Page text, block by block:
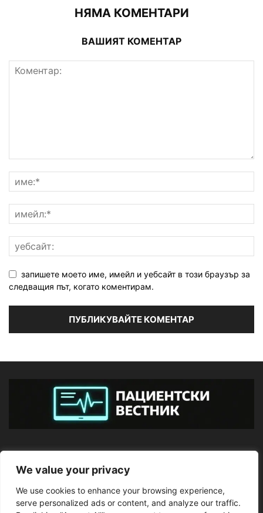
We value your privacy
We use cookies to enhance your browsing experience,
serve personalized ads or content, and analyze our traffic.
НЯМА КОМЕНТАРИ
ВАШИЯТ КОМЕНТАР
запишете моето име, имейл и уебсайт в този браузър за
следващия път, когато коментирам.
ПОСЛЕДВАЙТЕ НИ